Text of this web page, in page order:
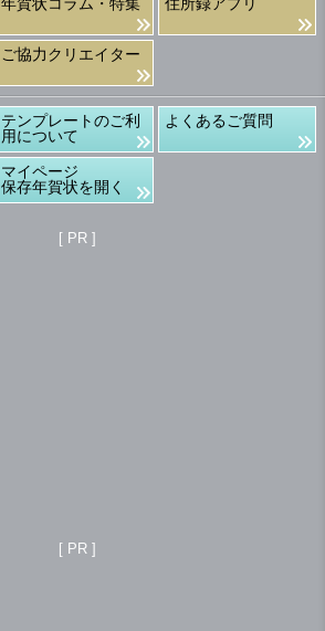
ご協力クリエイター
テンプレートのご利
用について
よくあるご質問
マイページ
保存年賀状を開く
[ PR ]
[ PR ]